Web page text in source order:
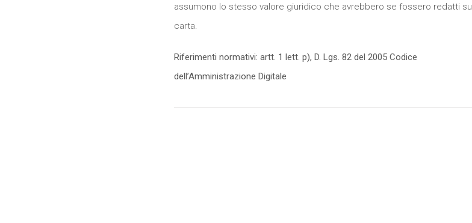
assumono lo stesso valore giuridico che avrebbero se fossero redatti su
carta.
Riferimenti normativi: artt. 1 lett. p), D. Lgs. 82 del 2005 Codice
dell’Amministrazione Digitale